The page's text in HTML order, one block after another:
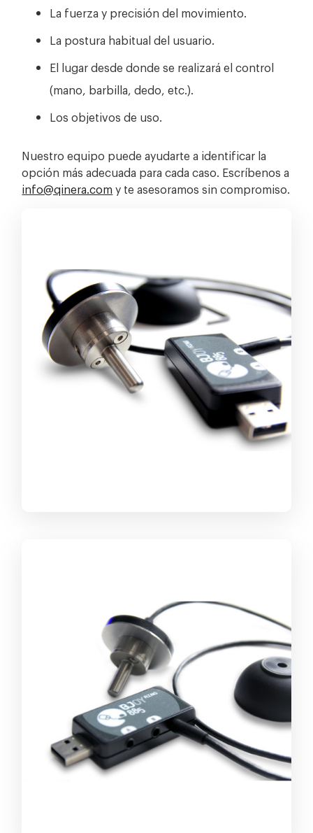
La fuerza y precisión del movimiento.
La postura habitual del usuario.
El lugar desde donde se realizará el control
(mano, barbilla, dedo, etc.).
Los objetivos de uso.
Nuestro equipo puede ayudarte a identificar la
opción más adecuada para cada caso. Escríbenos a
info@qinera.com y te asesoramos sin compromiso.